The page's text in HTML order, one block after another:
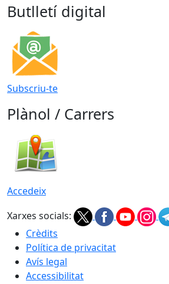
Butlletí digital
Subscriu-te
Plànol / Carrers
Accedeix
Xarxes socials:
Crèdits
Política de privacitat
Avís legal
Accessibilitat